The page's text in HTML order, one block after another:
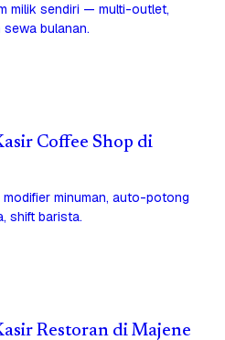
milik sendiri — multi-outlet,
sewa bulanan.
Coffee Shop di
minuman, auto-potong
shift barista.
Restoran di Majene